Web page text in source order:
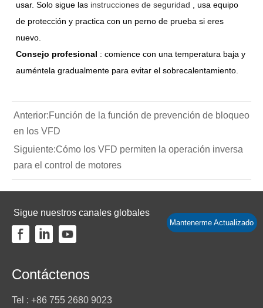
usar. Solo sigue las instrucciones de seguridad
, usa equipo
de protección y practica con un perno de prueba si eres
nuevo.
Consejo profesional : comience con una temperatura baja y
auméntela gradualmente para evitar el sobrecalentamiento.
Anterior:Función de la función de prevención de bloqueo
en los VFD
Siguiente:Cómo los VFD permiten la operación inversa
para el control de motores
Sigue nuestros canales globales
Mantenerme Actualizado
Contáctenos
Tel : +86 755 2680 9023